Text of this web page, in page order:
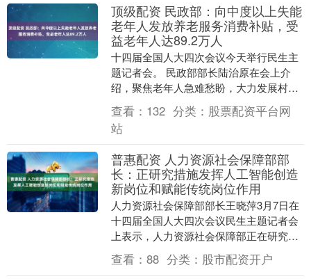
顶级配资 民政部：向中度以上失能
老年人发放养老服务消费补贴，受
益老年人达89.2万人
十四届全国人大四次会议今天举行民生主
题记者会。 民政部部长陆治原在会上介
绍，聚焦老年人急难愁盼，大力发展村
（社区）支持的居家养老服务。比如： 办
好老年食堂，全国....
查看： 132 分类： 股票配资平台网
站
普惠配资 人力资源社会保障部部
长：正研究措施发挥人工智能创造
新岗位和赋能传统岗位作用
人力资源社会保障部部长王晓萍3月7日在
十四届全国人大四次会议民生主题记者会
上表示，人力资源社会保障部正在研究相
关措施，积极发挥人工智能在创造新岗位
和赋能传统岗位....
查看： 88 分类： 股市配资开户